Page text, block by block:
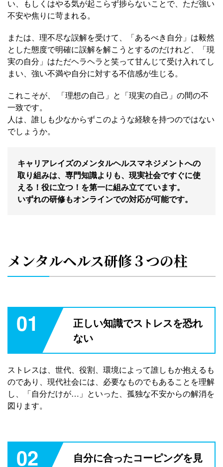
い、もしくはやる気が起こらず捗らないことで、ただ強い
不安や焦りに苛まれる。
または、理不尽な誤解を受けて、「あるべき自分」は毅然
とした態度で明確に誤解を解こうとするのだけれど、「現
実の自分」はただヘラヘラと笑って甘んじて受け入れてし
まい、強い不満や自分に対する不信感が生じる。
これこそが、 「理想の自己」と「現実の自己」の間の不
一致です。
人は、誰しも少なからずこのような経験を持つのではない
でしょうか。
キャリアレイズのメンタルヘルスマネジメントへの
取り組みは、専門知識よりも、現実社会ですぐに使
える！役に立つ！を第一に組み立てています。
いずれの研修もオンラインでの対応が可能です。
メンタルヘルス研修３つの柱
01
正しい知識でストレスを恐れ
ない
ストレスは、世代、役割、環境によって誰しもか抱えるも
のであり、現代社会には、必要なものでもあることを理解
し、「自分だけが…」といった、孤独な不安からの解消を
図ります。
02
自分に合ったコーピングを見